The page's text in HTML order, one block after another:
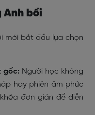
Anh bồi
mới bắt đầu lựa chọn
gốc:Người học không
hay phiên âm phức
đơn giản để diễn